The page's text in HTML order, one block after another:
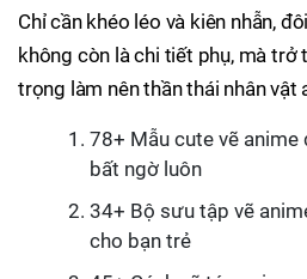
Chỉ cần khéo léo và kiên nhẫn,
không còn là chi tiết phụ, mà trở
trọng làm nên thần thái nhân vật
78+ Mẫu cute vẽ
bất ngờ luôn
34+ Bộ sưu tập vẽ
cho bạn trẻ